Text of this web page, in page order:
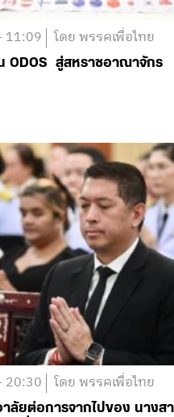
11:09 โดย พรรคเพื่อไทย
ODOS สู่สหราชอาณาจักร
20:30 โดย พรรคเพื่อไทย
ลัยต่อการจากไปของ นางส